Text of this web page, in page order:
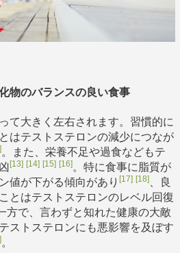
物のバランスの良い食事
て大きく左右されます。習慣的に
はテストステロンの減少につなが
。また、栄養不足や過食などもテ
[13] [14] [15] [16]。特に食事に脂質が
値が下がる傾向があり [17] [18]、良
とはテストステロンのレベル回復
方で、言わずと知れた健康の大敵
ストステロンにも悪影響を及ぼす
。